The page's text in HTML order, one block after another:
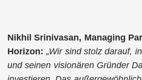
Nikhil Srinivasan, Managing
Horizon:„Wir sind stolz darauf,
und seinen visionären Gründer